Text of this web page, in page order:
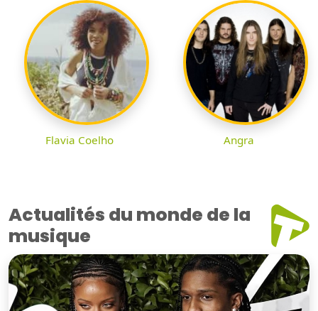
Flavia Coelho Angra
Actualités du monde de la
musique